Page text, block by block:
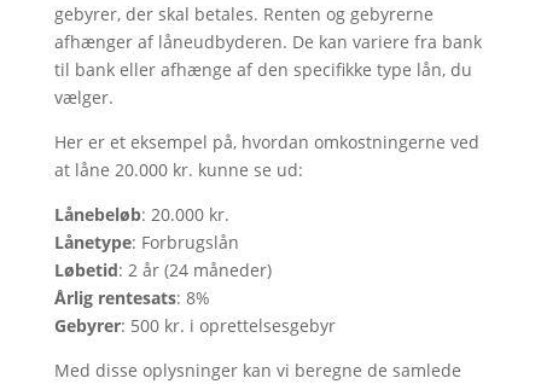
gebyrer, der skal betales. Renten og gebyrerne
afhænger af låneudbyderen. De kan variere fra bank
til bank eller afhænge af den specifikke type lån, du
vælger.
Her er et eksempel på, hvordan omkostningerne ved
at låne 20.000 kr. kunne se ud:
Lånebeløb: 20.000 kr.
Lånetype: Forbrugslån
Løbetid: 2 år (24 måneder)
Årlig rentesats: 8%
Gebyrer: 500 kr. i oprettelsesgebyr
Med disse oplysninger kan vi beregne de samlede